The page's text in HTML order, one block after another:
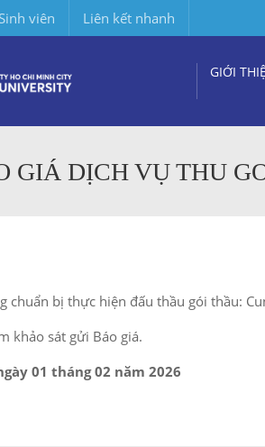
Sinh viên Liên kết nhanh
GIỚI
GIÁ DỊCH VỤ THU
chuẩn bị thực hiện đấu thầu gói thầu:
khảo sát gửi Báo giá.
01 tháng 02 năm 2026